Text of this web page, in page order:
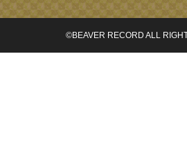
©BEAVER RECORD ALL